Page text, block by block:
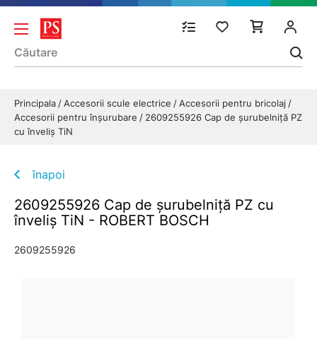
Principala Accesorii scule electrice
Accesorii pentru bricolaj
Accesorii pentru înșurubare
2609255926 Cap de șurubelniță PZ
cu înveliș TiN
înapoi
2609255926 Cap de șurubelniță PZ cu
înveliș TiN - ROBERT BOSCH
2609255926